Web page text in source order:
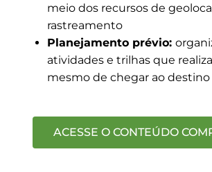
meio dos recursos de
rastreamento
Planejamento prévio:
atividades e trilhas que
mesmo de chegar ao destino
ACESSE O CONTEÚDO